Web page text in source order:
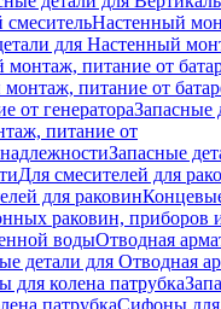
Настенный
для Настенный
питание от
питание от
от генератораЗапасные
питание от
Запасные
Для смесителей для
для раковин
раковин, приборов
водыОтводная
детали для Отводная
для колена патрубка
патрубкаСифоны для